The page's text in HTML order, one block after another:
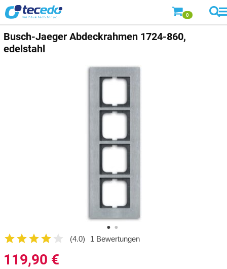
0
Busch-Jaeger Abdeckrahmen 1724-860,
edelstahl
(4.0) 1 Bewertungen
119,90 €